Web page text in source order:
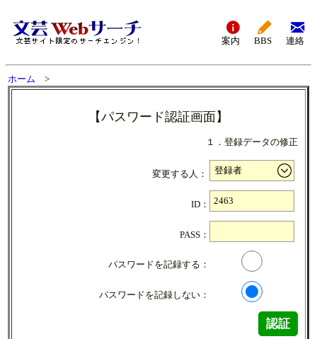
案内 BBS 連絡
ホーム >
【パスワード認証画面】
１．登録データの修正
変更する人：
ID：
PASS：
パスワードを記録する：
パスワードを記録しない：
認証